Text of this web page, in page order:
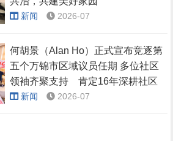
新闻 2026-07
何胡景（Alan Ho）正式宣布竞逐第
五个万锦市区域议员任期 多位社区
领袖齐聚支持 肯定16年深耕社区
服务成果
新闻 2026-07